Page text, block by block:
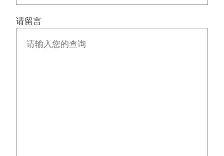
请留言